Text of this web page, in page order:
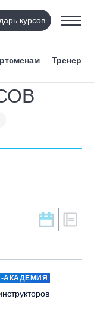
курсов
Тренерам
АКАДЕМИЯ